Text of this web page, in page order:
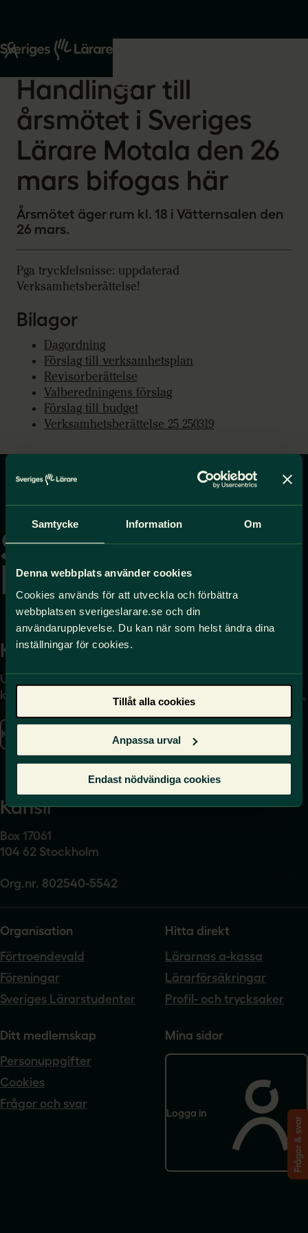
Samtycke Information Om
Denna webbplats använder cookies
Cookies används för att utveckla och förbättra
webbplatsen sverigeslarare.se och din
användarupplevelse. Du kan när som helst ändra dina
inställningar för cookies.
Tillåt alla cookies
Anpassa urval
Endast nödvändiga cookies
Start
Om oss
2026-03-12
Handlingar till
årsmötet i Sveriges
Lärare Motala den 26
mars bifogas här
Årsmötet äger rum kl. 18 i Vätternsalen den
26 mars.
Pga tryckfelsnisse: uppdaterad
Verksamhetsberättelse!
Bilagor
Dagordning
Förslag till verksamhetsplan
Revisorberättelse
Valberedningens förslag
Förslag till budget
Verksamhetsberättelse 25 250319
Gå
startsidan
Kontakta
Uppgifter om hur du
kontaktar oss finns här.
Kontakta oss
på press@sverigeslarare.
Presskontakt
Kansli
Box 17061
104 62 Stockholm
Org.nr. 802540-5542
Organisation
Förtroendevald
Föreningar
Sveriges Lärarstudenter
Hitta direkt
Lärarnas a-kassa
Lärarförsäkringar
Profil- och trycksaker
Ditt medlemskap
Personuppgifter
Cookies
Frågor och svar
Mina sidor
Logga in
Frågor & svar